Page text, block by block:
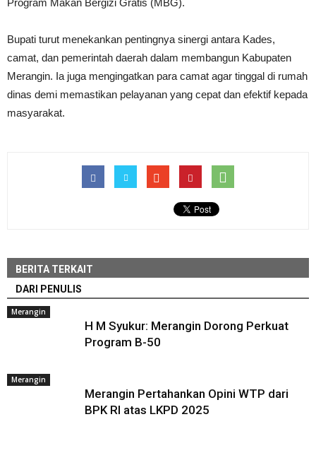
Bupati turut menekankan pentingnya sinergi antara Kades,
camat, dan pemerintah daerah dalam membangun Kabupaten
Merangin. Ia juga mengingatkan para camat agar tinggal di rumah
dinas demi memastikan pelayanan yang cepat dan efektif kepada
masyarakat.
BERITA TERKAIT
DARI PENULIS
Merangin
H M Syukur: Merangin Dorong Perkuat
Program B-50
Merangin
Merangin Pertahankan Opini WTP dari
BPK RI atas LKPD 2025